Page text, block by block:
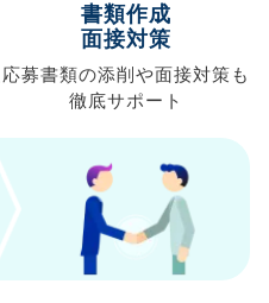
書類作成
面接対策
応募書類の添削や面接対策も
徹底サポート